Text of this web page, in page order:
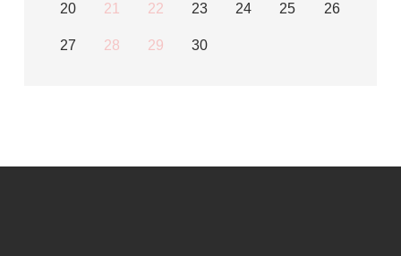
20 21 22 23 24 25 26
27 28 29 30